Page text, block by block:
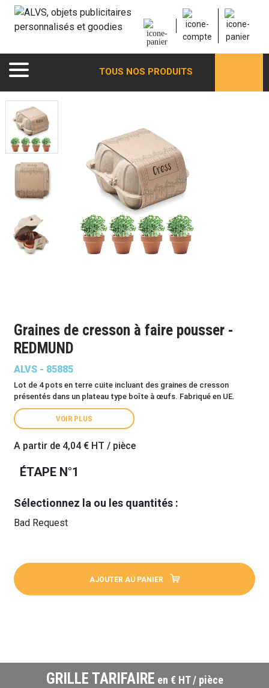
TOUS NOS PRODUITS
Graines de cresson à faire pousser -
REDMUND
ALVS - 85885
Lot de 4 pots en terre cuite incluant des graines de cresson
présentés dans un plateau type boîte à œufs. Fabriqué en UE.
VOIR PLUS
A partir de 4,04 € HT / pièce
ÉTAPE N°1
Sélectionnez la ou les quantités :
Bad Request
AJOUTER AU PANIER
GRILLE TARIFAIRE en € HT / pièce